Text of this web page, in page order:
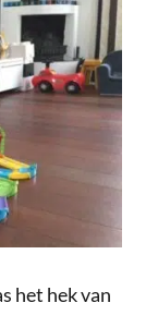
het hek van